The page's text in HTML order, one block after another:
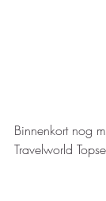
Binnenkort nog
Travelworld